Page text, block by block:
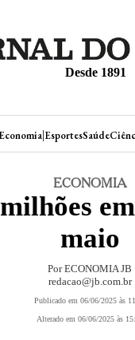
Desde 1891
|EsportesSaúde
ECONOMIA
maio
Por ECONOMIA JB
redacao@jb.com.br
Publicado em 06/06/2025 às
Alterado em 06/06/2025 às